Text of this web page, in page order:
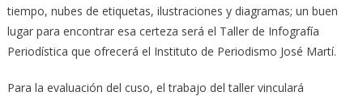
tiempo, nubes de etiquetas, ilustraciones y diagramas; un buen
lugar para encontrar esa certeza será el Taller de Infografía
Periodística que ofrecerá el Instituto de Periodismo José Martí.
Para la evaluación del cuso, el trabajo del taller vinculará